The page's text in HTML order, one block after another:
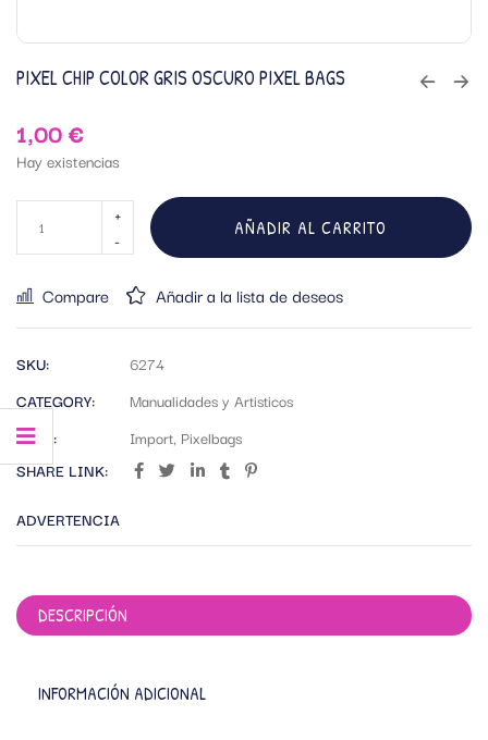
PIXEL CHIP COLOR GRIS OSCURO PIXEL BAGS
1,00€
Hay existencias
AÑADIR AL CARRITO
Compare Añadir a la lista de deseos
SKU:
6274
CATEGORY:
Manualidades y Artisticos
TAGS:
Import, Pixelbags
SHARE LINK:
ADVERTENCIA
DESCRIPCIÓN
INFORMACIÓN ADICIONAL